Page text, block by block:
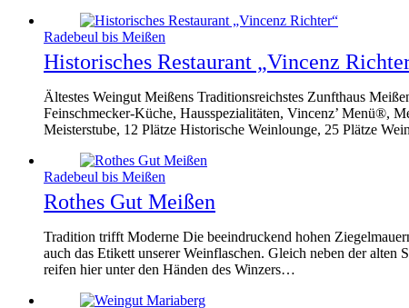
Radebeul bis Meißen
Historisches Restaurant „Vincenz
Ältestes Weingut Meißens Traditionsreichstes Zunfthaus
Feinschmecker-Küche, Hausspezialitäten, Vincenz’ Menü®,
Meisterstube, 12 Plätze Historische Weinlounge, 25 Plätze
Radebeul bis Meißen
Rothes Gut Meißen
Tradition trifft Moderne Die beeindruckend hohen
auch das Etikett unserer Weinflaschen. Gleich neben der alten
reifen hier unter den Händen des Winzers…